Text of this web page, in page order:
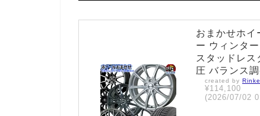
おまかせホ
ー ウィンタ
スタッドレ
圧 バランス
created by
¥114,100
(2026/07/02